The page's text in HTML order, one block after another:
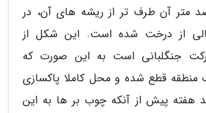
متر آن طرف تر از ریشه های آن، در
خالی از درخت شده است. این شکل از
جنگلبانی است به این صورت که
منطقه قطع شده و محل کاملا پاکسازی
هفته پیش از آنکه چوب بر ها به این